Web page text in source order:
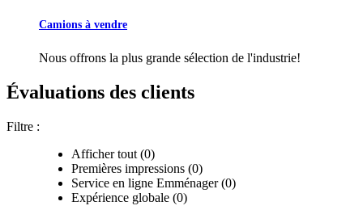
Camions à vendre
Nous offrons la plus grande sélection de l'industrie!
Évaluations des clients
Filtre :
Afficher tout (0)
Premières impressions (0)
Service en ligne Emménager (0)
Expérience globale (0)